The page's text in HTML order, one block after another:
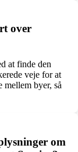
over
at finde den
veje for at
mellem byer, så
om